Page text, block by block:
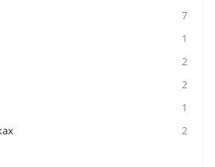
7
1
2
2
1
2